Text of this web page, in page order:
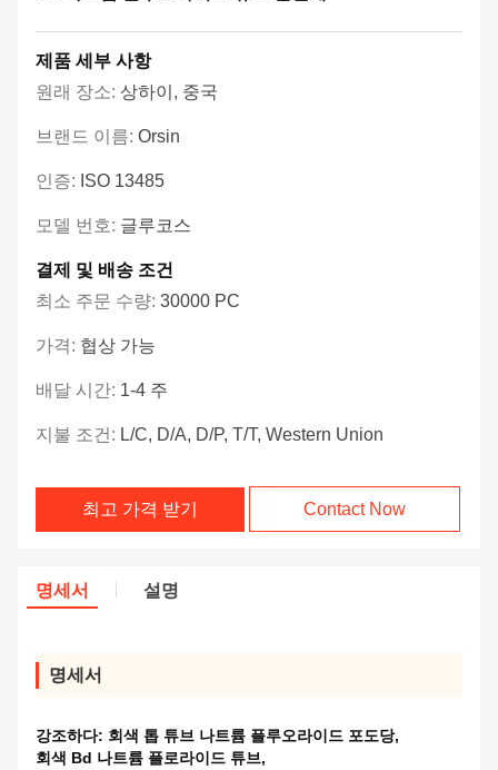
제품 세부 사항
원래 장소: 상하이, 중국
브랜드 이름: Orsin
인증: ISO 13485
모델 번호: 글루코스
결제 및 배송 조건
최소 주문 수량: 30000 PC
가격: 협상 가능
배달 시간: 1-4 주
지불 조건: L/C, D/A, D/P, T/T, Western Union
최고 가격 받기 Contact Now
명세서 설명
명세서
강조하다: 회색 톱 튜브 나트륨 플루오라이드 포도당,
회색 Bd 나트륨 플로라이드 튜브,